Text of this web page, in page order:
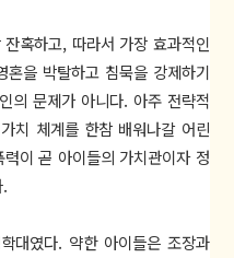
혹하고, 따라서 가장 효과적인
을 박탈하고 침묵을 강제하기
의 문제가 아니다. 아주 전략적
치 체계를 한참 배워나갈 어린
이 곧 아이들의 가치관이자 정
대였다. 약한 아이들은 조장과